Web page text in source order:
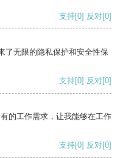
支持[0] 反对[0]
了无限的隐私保护和安全性保
支持[0] 反对[0]
的工作需求，让我能够在工作
支持[0] 反对[0]